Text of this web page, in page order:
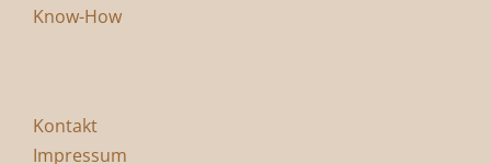
Know-How
Kontakt
Impressum